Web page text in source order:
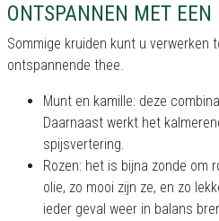
ONTSPANNEN MET EEN
Sommige kruiden kunt u verwerken
ontspannende thee.
Munt en kamille: deze
Daarnaast werkt het
spijsvertering.
Rozen: het is bijna zonde om
olie, zo mooi zijn ze, en zo
ieder geval weer in balans